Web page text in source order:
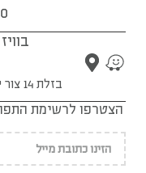
בזלת 14 צור יגאל, (ההגעה בתאום מראש)
הצטרפו לרשימת